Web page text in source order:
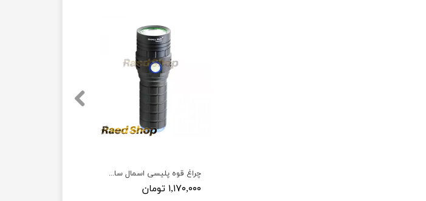
چراغ قوه پلیسی اسمال سان مدل E20 ( خورشید کوچک )
۱,۱۷۰,۰۰۰ تومان